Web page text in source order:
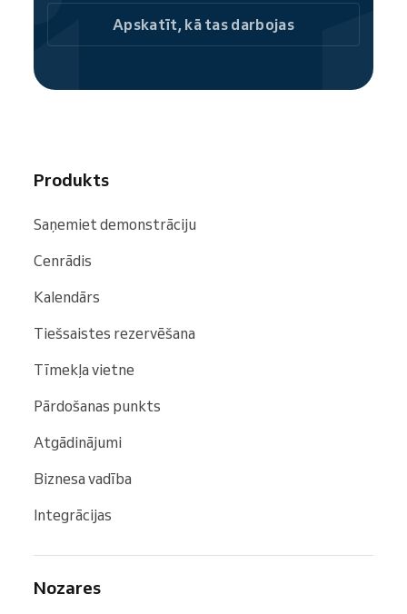
Kā daļa no Reservio kopienas, jūsu
fizioterapijas klīnika ir viegli atrodama
Apskatīt, kā tas darbojas
Produkts
Saņemiet demonstrāciju
Cenrādis
Kalendārs
Tiešsaistes rezervēšana
Tīmekļa vietne
Pārdošanas punkts
Atgādinājumi
Biznesa vadība
Integrācijas
Nozares